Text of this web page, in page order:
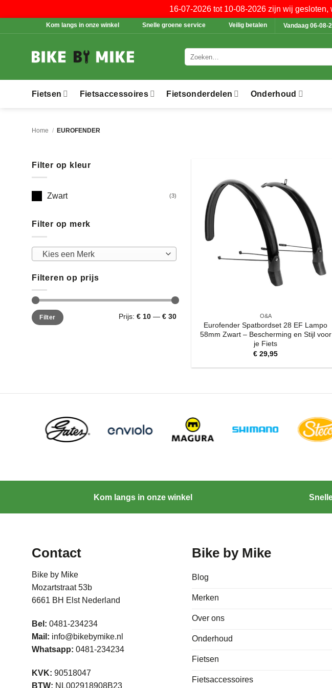
16-07-2026 tot 10-08-2026 zijn wij
naar
Kom langs in onze winkel Snelle groene service Veilig betalen Vandaag 06-08-
Zoeken
naar:
Fietsen Fietsaccessoires Fietsonderdelen Onderhoud
Home / EUROFENDER
Filter op kleur
Zwart (3)
Filter op merk
Kies een Merk
Filteren op prijs
Min.
prijs
Max.
prijsFilter Prijs: € 10— € 30 O&A
Eurofender Spatbordset 28 EF Lampo
58mm Zwart – Bescherming en Stijl voor
je Fiets
€ 29,95
Kom langs in onze winkel
Contact
Bike by Mike
Mozartstraat 53b
6661 BH Elst Nederland
Bel: 0481-234234
Mail: info@bikebymike.nl
Whatsapp: 0481-234234
KVK: 90518047
BTW: NL002918908B23
Bike by Mike
Blog
Merken
Over ons
Onderhoud
Fietsen
Fietsaccessoires